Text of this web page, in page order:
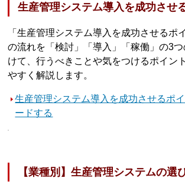
生産管理システム導入を成功させ
「生産管理システム導入を成功させるポ
の流れを「検討」「導入」「稼働」の3
けて、行うべきことや気をつけるポイン
やすく解説します。
生産管理システム導入を成功させるポ
ードする
【業種別】生産管理システムの選